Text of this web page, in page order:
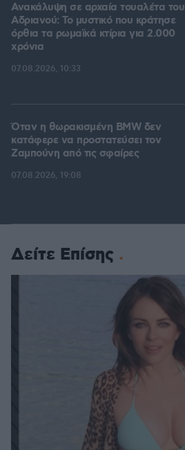
Ανακάλυψη σε αρχαία τουαλέτα του
Αδριανού: Το μυστικό που κράτησε
όρθια τα ρωμαϊκά κτίρια για 2.000
χρόνια
07.08.2026, 10:33
Όταν η θωρακισμένη BMW δεν
κατάφερε να προστατεύσει τον
Ζαμπούνη από τις σφαίρες
07.08.2026, 19:08
Δείτε Επίσης